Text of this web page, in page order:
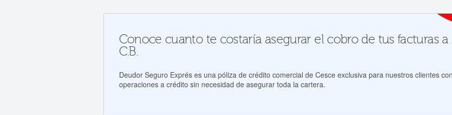
Conoce cuanto te costaría asegurar el cobro de tus facturas a
C.B.
Deudor Seguro Exprés es una póliza de crédito comercial de Cesce exclusiva para nuestros clientes
operaciones a crédito sin necesidad de asegurar toda la cartera.